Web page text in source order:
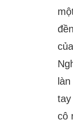
cô